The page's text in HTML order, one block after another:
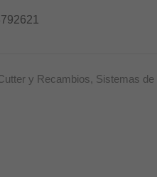
y Recambios, Sistemas de